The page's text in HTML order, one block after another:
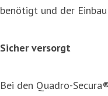
benötigt und der
Sicher versorgt
Bei den Quadro-